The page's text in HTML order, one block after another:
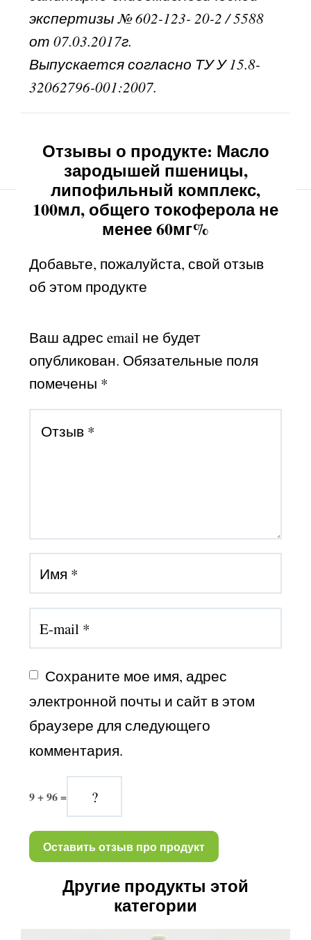
экспертизы № 602-123- 20-2 / 5588
от 07.03.2017г.
Выпускается согласно ТУ У 15.8-
32062796-001:2007.
Отзывы о продукте: Масло
зародышей пшеницы,
липофильный комплекс,
100мл, общего токоферола не
менее 60мг%
Добавьте, пожалуйста, свой отзыв
об этом продукте
Ваш адрес email не будет
опубликован. Обязательные поля
помечены *
Сохраните мое имя, адрес
электронной почты и сайт в этом
браузере для следующего
комментария.
9 + 96 =
Другие продукты этой
категории